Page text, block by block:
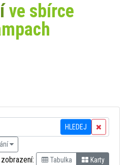
ve sbírce
HLEDEJ
zobrazení: Tabulka Karty